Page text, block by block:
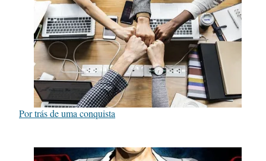
Por trás de uma conquista